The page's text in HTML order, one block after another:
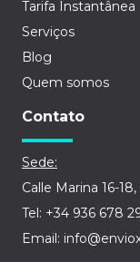
Tarifa Instantânea
Serviços
Blog
Quem somos
Contato
Sede:
Calle Marina 16-
Tel: +34 936 678
Email: